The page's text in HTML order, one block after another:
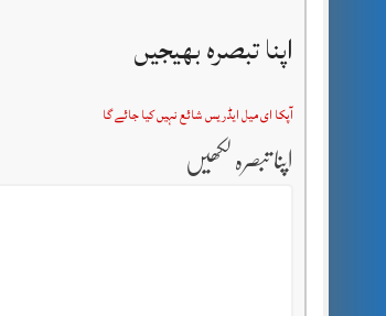
اپنا تبصرہ بھیجیں
آپکا ای میل ایڈریس شائع نہیں کیا جائے گا
اپنا تبصرہ لکھیں